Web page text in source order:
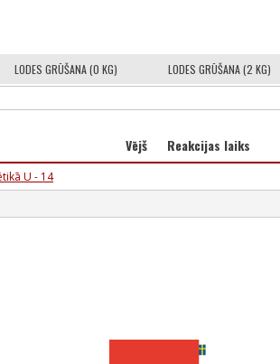
LODES GRŪŠANA (0 KG) LODES GRŪŠANA (2 KG)
Vējš Reakcijas laiks
U - 14